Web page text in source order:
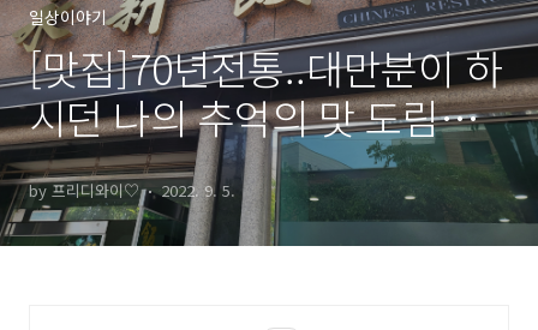
일상이야기
[맛집]70년전통..대만분이 하
시던 나의 추억의 맛 도림동 <
영신반점>재오픈
by 프리디와이♡ 2022. 9. 5.